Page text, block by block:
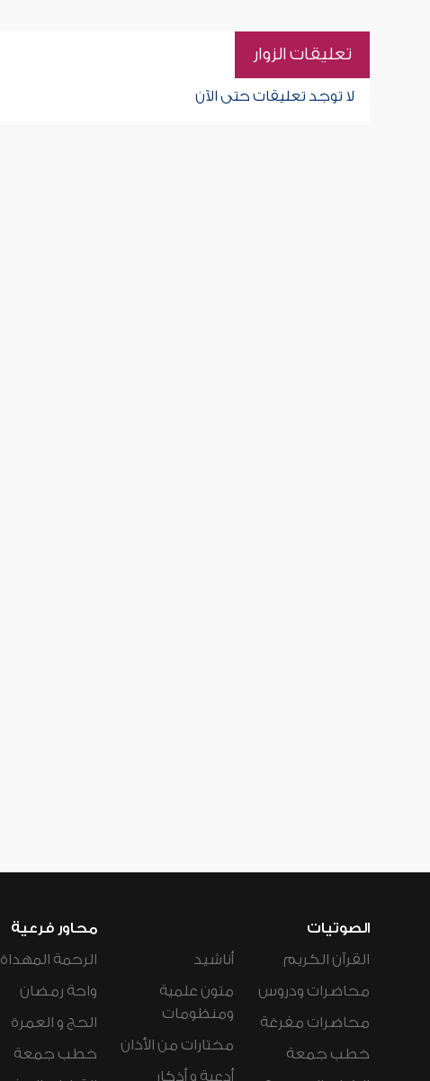
تعليقات الزوار
لا توجد تعليقات حتى الآن
الصوتيات
القرآن الكريم
محاضرات ودروس
محاضرات مفرغة
خطب جمعة
أناشيد
متون علمية
ومنظومات
مختارات من الأذان
أدعية و أذكار
محاور فرعية
الرحمة المهداة
واحة رمضان
الحج و العمرة
خطب جمعة